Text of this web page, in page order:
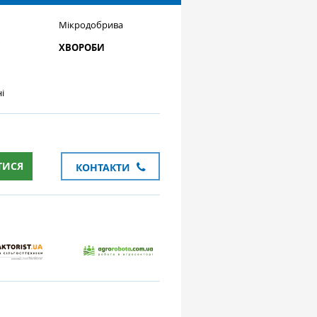
Мікродобрива
ХВОРОБИ
КОНТАКТИ